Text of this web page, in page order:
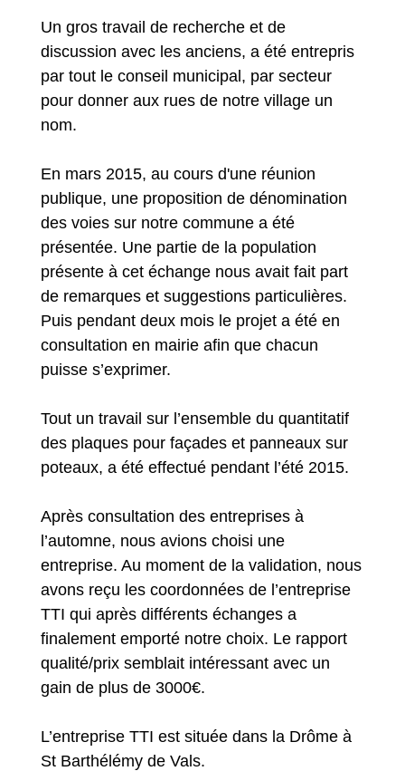
Un gros travail de recherche et de
discussion avec les anciens, a été entrepris
par tout le conseil municipal, par secteur
pour donner aux rues de notre village un
nom.
En mars 2015, au cours d'une réunion
publique, une proposition de dénomination
des voies sur notre commune a été
présentée. Une partie de la population
présente à cet échange nous avait fait part
de remarques et suggestions particulières.
Puis pendant deux mois le projet a été en
consultation en mairie afin que chacun
puisse s’exprimer.
Tout un travail sur l’ensemble du quantitatif
des plaques pour façades et panneaux sur
poteaux, a été effectué pendant l’été 2015.
Après consultation des entreprises à
l’automne, nous avions choisi une
entreprise. Au moment de la validation, nous
avons reçu les coordonnées de l’entreprise
TTI qui après différents échanges a
finalement emporté notre choix. Le rapport
qualité/prix semblait intéressant avec un
gain de plus de 3000€.
L’entreprise TTI est située dans la Drôme à
St Barthélémy de Vals.